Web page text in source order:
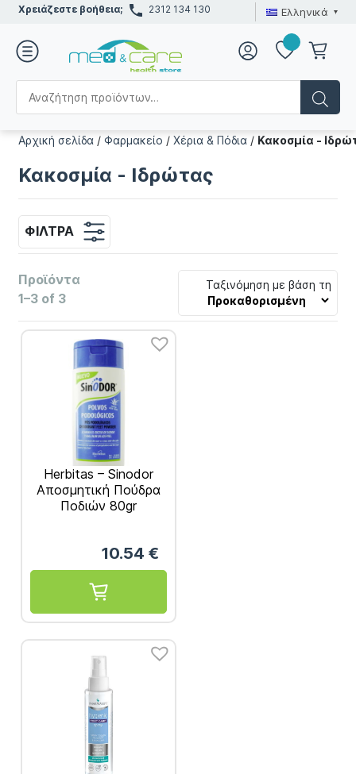
Χρειάζεστε βοήθεια; 2312 134 130 Ελληνικά
Αρχική σελίδα /Φαρμακείο /Χέρια & Πόδια / Κακοσμία -
Κακοσμία - Ιδρώτας
ΦΊΛΤΡΑ
Προϊόντα
1–3 of 3
Ταξινόμηση με βάση τη
Herbitas – Sinodor
Αποσμητική Πούδρα
Ποδιών 80gr
10.54 €